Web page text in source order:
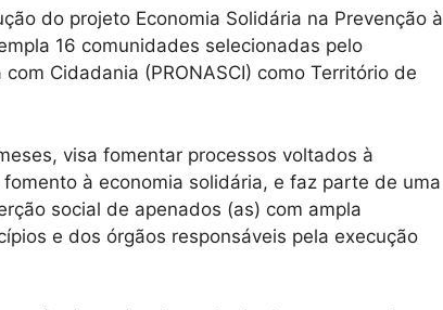
do projeto Economia Solidária na Prevenção à
16 comunidades selecionadas pelo
Cidadania (PRONASCI) como Território de
visa fomentar processos voltados à
à economia solidária, e faz parte de uma
social de apenados (as) com ampla
e dos órgãos responsáveis pela execução